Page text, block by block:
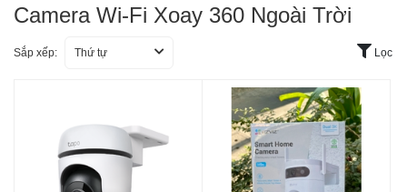
Camera Wi-Fi Xoay 360 Ngoài Trời
Sắp xếp: Thứ tự Lọc